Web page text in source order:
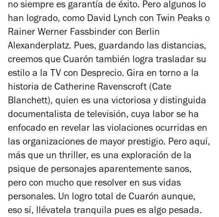
no siempre es garantía de éxito. Pero algunos lo
han logrado, como David Lynch con Twin Peaks o
Rainer Werner Fassbinder con Berlin
Alexanderplatz. Pues, guardando las distancias,
creemos que Cuarón también logra trasladar su
estilo a la TV con Desprecio. Gira en torno a la
historia de Catherine Ravenscroft (Cate
Blanchett), quien es una victoriosa y distinguida
documentalista de televisión, cuya labor se ha
enfocado en revelar las violaciones ocurridas en
las organizaciones de mayor prestigio. Pero aquí,
más que un thriller, es una exploración de la
psique de personajes aparentemente sanos,
pero con mucho que resolver en sus vidas
personales. Un logro total de Cuarón aunque,
eso sí, llévatela tranquila pues es algo pesada.